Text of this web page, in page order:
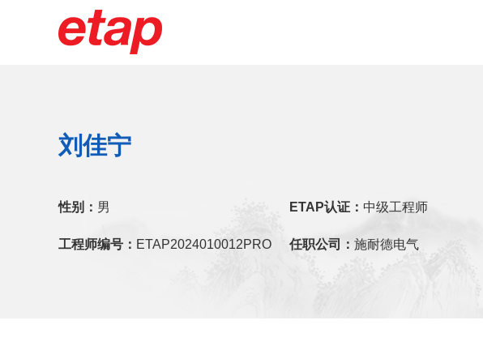
刘佳宁
性别： 男 ETAP认证： 中级工程师
工程师编号： ETAP2024010012PRO 任职公司： 施耐德电气